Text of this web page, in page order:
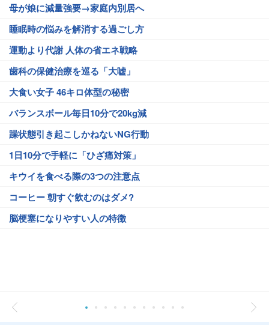
母が娘に減量強要→家庭内別居へ
睡眠時の悩みを解消する過ごし方
運動より代謝 人体の省エネ戦略
歯科の保健治療を巡る「大嘘」
大食い女子 46キロ体型の秘密
バランスボール毎日10分で20kg減
躁状態引き起こしかねないNG行動
1日10分で手軽に「ひざ痛対策」
キウイを食べる際の3つの注意点
コーヒー 朝すぐ飲むのはダメ?
脳梗塞になりやすい人の特徴